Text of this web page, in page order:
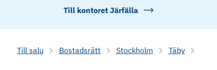
Till kontoret Järfälla
Till salu Bostadsrätt Stockholm Täby